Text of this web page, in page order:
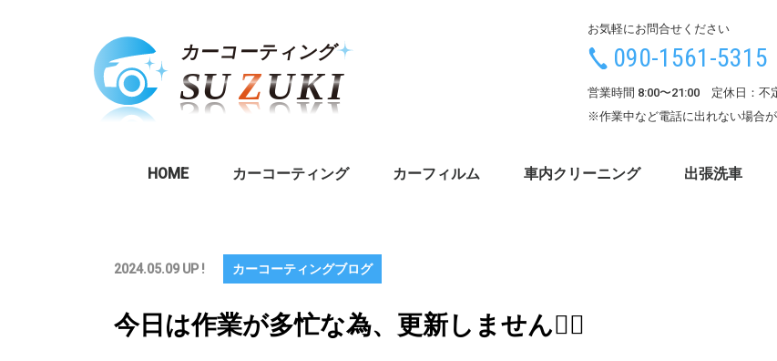
お気軽にお問合せください
090-1561-5315
営業時間 8:00〜21:00 定休日：不
※作業中など電話に出れない場合
HOME カーコーティング カーフィルム 車内クリーニング 出張洗車
2024.05.09 UP ! カーコーティングブログ
今日は作業が多忙な為、更新しません🙇‍♂️